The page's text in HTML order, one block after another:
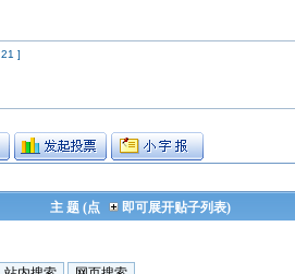
21 ]
主 题 (点 即可展开贴子列表)